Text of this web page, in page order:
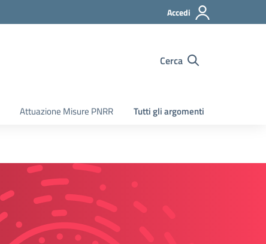
Accedi
Cerca
Attuazione Misure PNRR Tutti gli argomenti